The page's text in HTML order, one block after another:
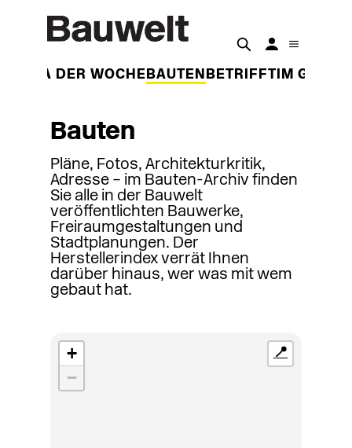
THEMA DER WOCHE BAUTEN BETRIFFT IM
Bauten
Pläne, Fotos, Architekturkritik,
Adresse – im Bauten-Archiv finden
Sie alle in der Bauwelt
veröffentlichten Bauwerke,
Freiraumgestaltungen und
Stadtplanungen. Der
Herstellerindex verrät Ihnen
darüber hinaus, wer was mit wem
gebaut hat.
+
−
📍